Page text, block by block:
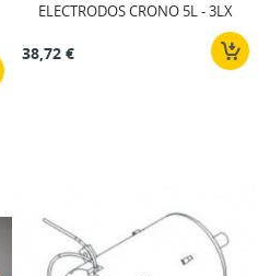
ELECTRODOS CRONO 5L - 3LX
38,72 €